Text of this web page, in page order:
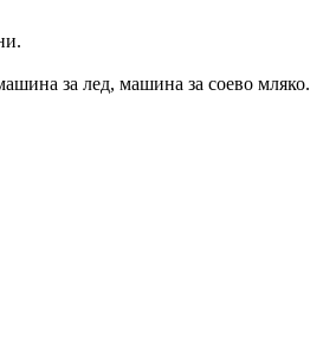
за лед, машина за соево мляко.